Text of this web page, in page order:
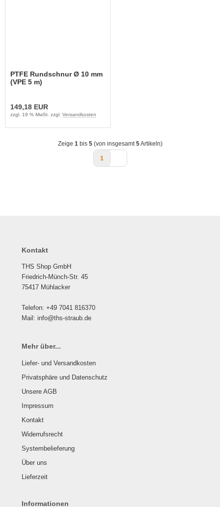
PTFE Rundschnur Ø 10 mm
(VPE 5 m)
149,18 EUR
zzgl. 19 % MwSt. zzgl. Versandkosten
Zeige 1 bis 5(von insgesamt 5Artikeln)
1
Kontakt
THS Shop GmbH
Friedrich-Münch-Str. 45
75417 Mühlacker
Telefon: +49 7041 816370
Mail: info@ths-straub.de
Mehr über...
Liefer- und Versandkosten
Privatsphäre und Datenschutz
Unsere AGB
Impressum
Kontakt
Widerrufsrecht
Systembelieferung
Über uns
Lieferzeit
Informationen